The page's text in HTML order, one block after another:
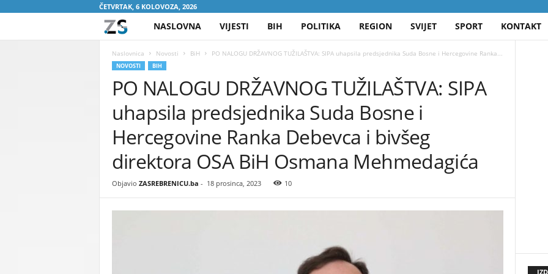
ČETVRTAK, 6 KOLOVOZA, 2026
A
S
E
B
R
NASLOVNA VIJESTI BIH POLITIKA REGION SVIJET SPORT KONTAKT
Naslovnica Novosti BiH PO NALOGU DRŽAVNOG TUŽILAŠTVA: SIPA uhapsila predsjednika Suda Bosne i Hercegovine Ranka...
NOVOSTI BIH
PO NALOGU DRŽAVNOG TUŽILAŠTVA: SIPA
uhapsila predsjednika Suda Bosne i
Hercegovine Ranka Debevca i bivšeg
direktora OSA BiH Osmana Mehmedagića
Objavio ZASREBRENICU.ba - 18 prosinca, 2023 10